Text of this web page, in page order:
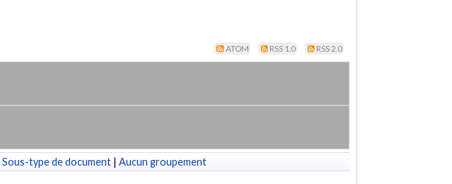
ATOM RSS 1.0 RSS 2.0
Sous-type de document | Aucun groupement